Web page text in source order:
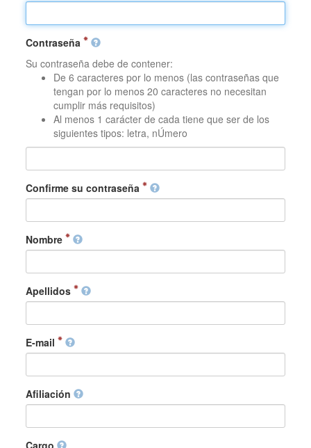
Contraseña
Su contraseña debe de contener:
De 6 caracteres por lo menos (las contraseñas que
tengan por lo menos 20 caracteres no necesitan
cumplir más requisitos)
Al menos 1 carácter de cada tiene que ser de los
siguientes tipos: letra, nÚmero
Confirme su contraseña
Nombre
Apellidos
E-mail
Afiliación
Cargo